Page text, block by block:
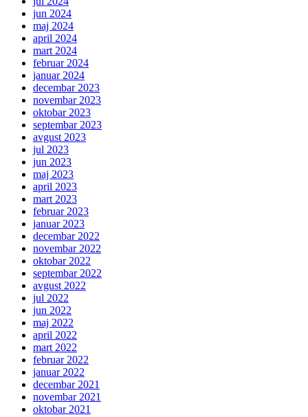
jun 2024
maj 2024
april 2024
mart 2024
februar 2024
januar 2024
decembar 2023
novembar 2023
oktobar 2023
septembar 2023
avgust 2023
jul 2023
jun 2023
maj 2023
april 2023
mart 2023
februar 2023
januar 2023
decembar 2022
novembar 2022
oktobar 2022
septembar 2022
avgust 2022
jul 2022
jun 2022
maj 2022
april 2022
mart 2022
februar 2022
januar 2022
decembar 2021
novembar 2021
oktobar 2021